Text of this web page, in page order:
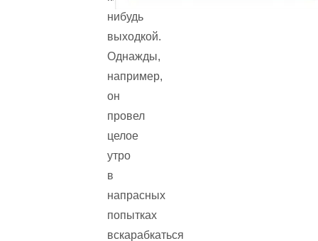
нибудь
выходкой.
Однажды,
например,
он
провел
целое
утро
в
напрасных
попытках
вскарабкаться